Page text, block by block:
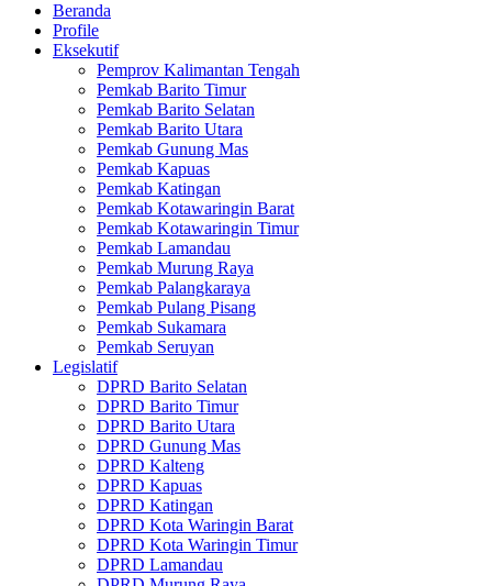
Beranda
Profile
Eksekutif
Pemprov Kalimantan Tengah
Pemkab Barito Timur
Pemkab Barito Selatan
Pemkab Barito Utara
Pemkab Gunung Mas
Pemkab Kapuas
Pemkab Katingan
Pemkab Kotawaringin Barat
Pemkab Kotawaringin Timur
Pemkab Lamandau
Pemkab Murung Raya
Pemkab Palangkaraya
Pemkab Pulang Pisang
Pemkab Sukamara
Pemkab Seruyan
Legislatif
DPRD Barito Selatan
DPRD Barito Timur
DPRD Barito Utara
DPRD Gunung Mas
DPRD Kalteng
DPRD Kapuas
DPRD Katingan
DPRD Kota Waringin Barat
DPRD Kota Waringin Timur
DPRD Lamandau